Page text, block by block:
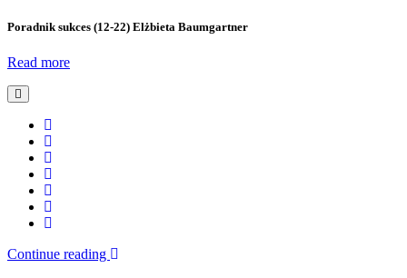
Poradnik sukces (12-22) Elżbieta Baumgartner
Read more
Continue reading